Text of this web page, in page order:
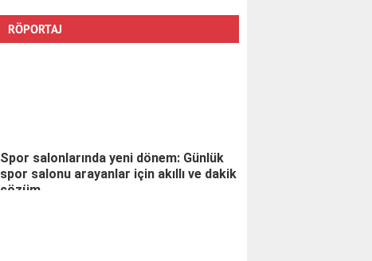
RÖPORTAJ
Spor salonlarında yeni dönem: Günlük
spor salonu arayanlar için akıllı ve dakik
çözüm